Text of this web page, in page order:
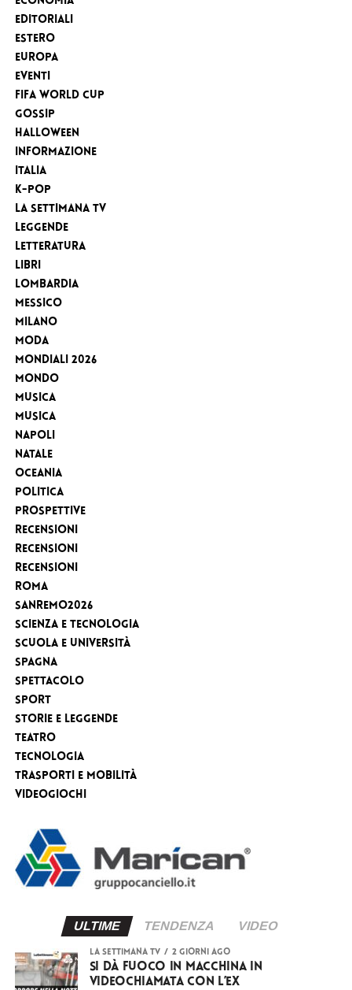
Editoriali
Estero
Europa
eventi
FIFA WORLD CUP
Gossip
Halloween
Informazione
Italia
K-Pop
la settimana tv
Leggende
Letteratura
Libri
Lombardia
Messico
Milano
Moda
MONDIALI 2026
Mondo
Musica
Musica
Napoli
Natale
Oceania
Politica
Prospettive
Recensioni
Recensioni
Recensioni
Roma
Sanremo2026
Scienza e tecnologia
Scuola e Università
Spagna
Spettacolo
sport
Storie e leggende
Teatro
Tecnologia
Trasporti e Mobilità
videogiochi
ULTIME TENDENZA VIDEO
LA SETTIMANA TV 2 giorni ago
Si dà fuoco in macchina in
videochiamata con l’ex